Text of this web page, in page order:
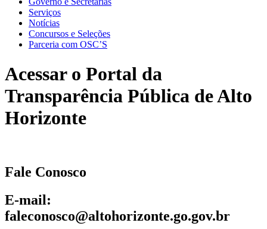
Serviços
Notícias
Concursos e Seleções
Parceria com OSC’S
Acessar o Portal da
Transparência Pública de Alto
Horizonte
Fale Conosco
E-mail:
faleconosco@altohorizonte.go.gov.br